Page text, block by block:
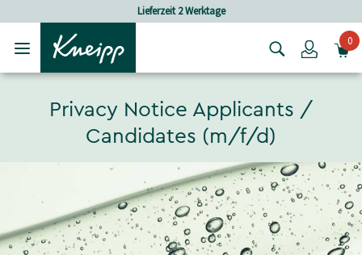
Lieferzeit 2 Werktage
Login0
Privacy Notice Applicants /
Candidates (m/f/d)